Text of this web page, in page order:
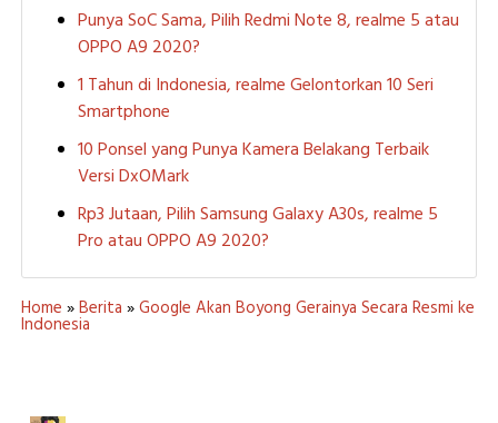
Punya SoC Sama, Pilih Redmi Note 8, realme 5 atau
OPPO A9 2020?
1 Tahun di Indonesia, realme Gelontorkan 10 Seri
Smartphone
10 Ponsel yang Punya Kamera Belakang Terbaik
Versi DxOMark
Rp3 Jutaan, Pilih Samsung Galaxy A30s, realme 5
Pro atau OPPO A9 2020?
Home »Berita »Google Akan Boyong Gerainya Secara Resmi ke
Indonesia